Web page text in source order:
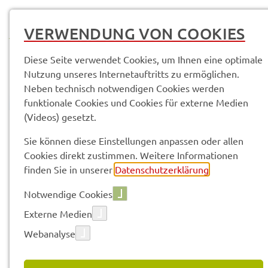
Vorle­sen
11.03.2025
VERWENDUNG VON COOKIES
Diese Seite verwendet Cookies, um Ihnen eine optimale
Nutzung unseres Internetauftritts zu ermöglichen.
Neben technisch notwendigen Cookies werden
funktionale Cookies und Cookies für externe Medien
(Videos) gesetzt.
Sie können diese Einstellungen anpassen oder allen
Cookies direkt zustimmen. Weitere Informationen
finden Sie in unserer Datenschutzerklärung
Notwendige Cookies
Externe Medien
Webanalyse